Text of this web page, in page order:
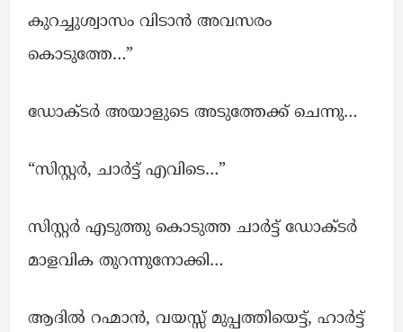
കുറച്ചുശ്വാസം വിടാൻ അവസരം
കൊടുത്തേ…”
ഡോക്ടർ അയാളുടെ അടുത്തേക്ക് ചെന്നു…
“സിസ്റ്റർ, ചാർട്ട് എവിടെ…”
സിസ്റ്റർ എടുത്തു കൊടുത്ത ചാർട്ട് ഡോക്ടർ
മാളവിക തുറന്നുനോക്കി…
ആദിൽ റഹ്മാൻ, വയസ്സ് മുപ്പത്തിയെട്ട്, ഹാർട്ട്